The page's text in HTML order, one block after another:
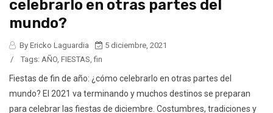
celebrarlo en otras partes del
mundo?
By Ericko Laguardia
5 diciembre, 2021
/
Tags: AÑO FIESTAS ,fin
Fiestas de fin de año: ¿cómo celebrarlo en otras partes del
mundo? El 2021 va terminando y muchos destinos se preparan
para celebrar las fiestas de diciembre. Costumbres, tradiciones y